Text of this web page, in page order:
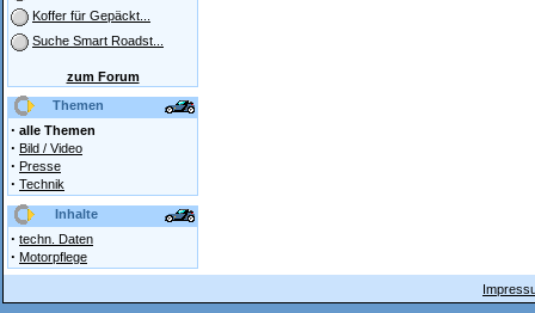
Koffer für Gepäckt...
Suche Smart Roadst...
zum Forum
Themen
· alle Themen
· Bild / Video
· Presse
· Technik
Inhalte
· techn. Daten
· Motorpflege